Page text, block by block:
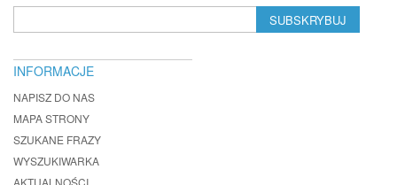
SUBSKRYBUJ
INFORMACJE
NAPISZ DO NAS
MAPA STRONY
SZUKANE FRAZY
WYSZUKIWARKA
AKTUALNOŚCI